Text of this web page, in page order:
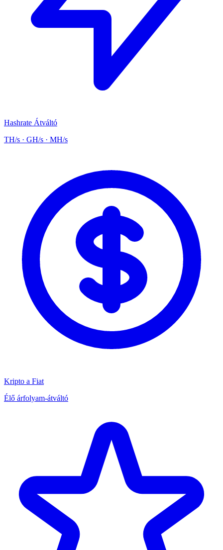
Hashrate Átváltó
TH/s · GH/s · MH/s
Kripto a Fiat
Élő árfolyam-átváltó